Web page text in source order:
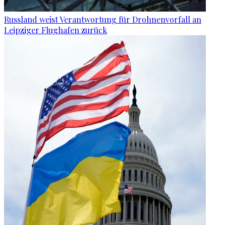
Russland weist Verantwortung für Drohnenvorfall an
Leipziger Flughafen zurück